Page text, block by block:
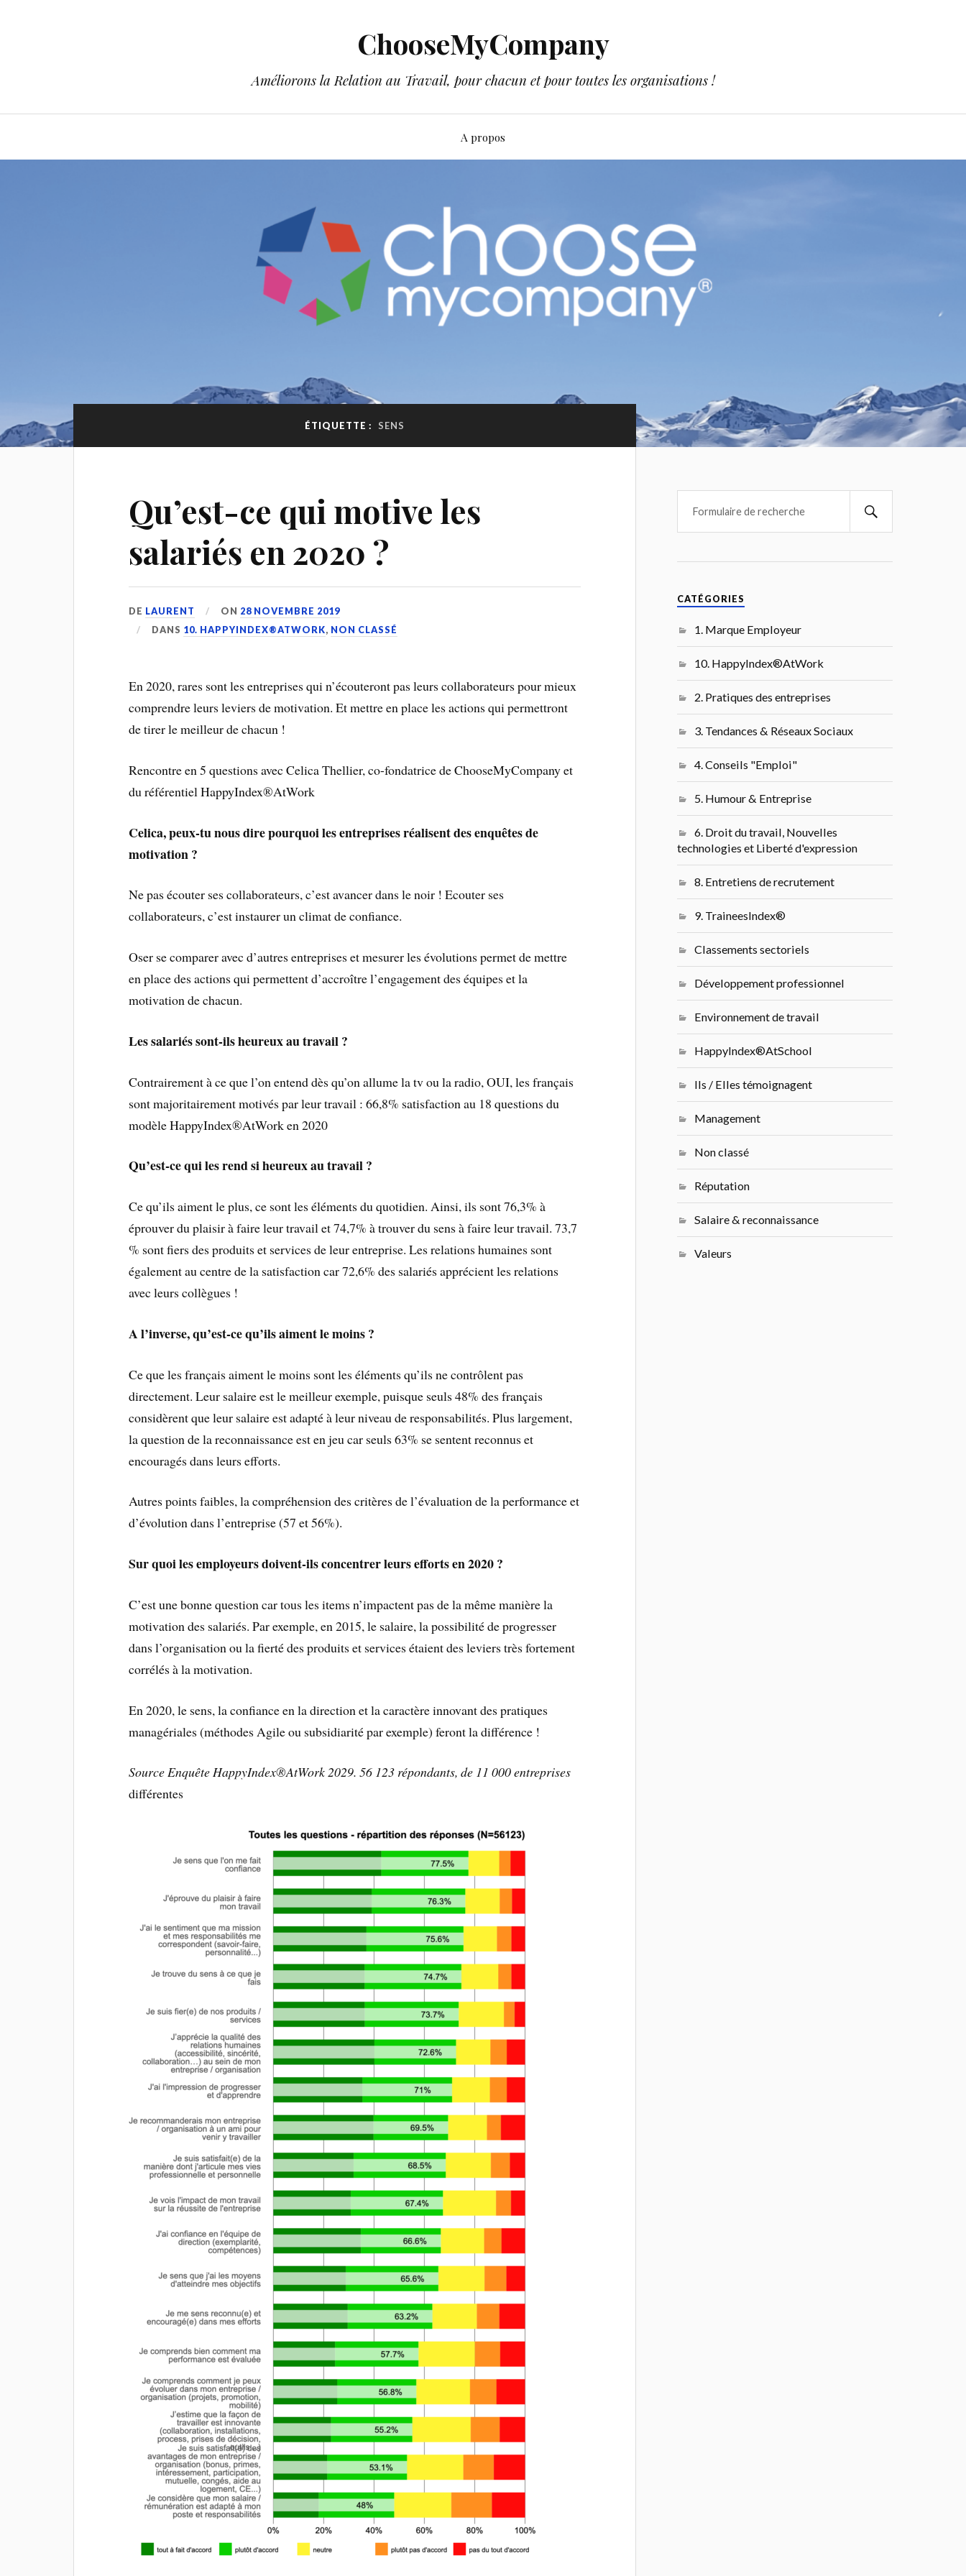
ChooseMyCompany
Améliorons la Relation au Travail, pour chacun et pour toutes les organisations !
A propos
ÉTIQUETTE : SENS
Qu’est-ce qui motive les
salariés en 2020 ?
DE LAURENT ON 28 NOVEMBRE 2019
DANS 10. HAPPYINDEX®ATWORK, NON CLASSÉ
En 2020, rares sont les entreprises qui n’écouteront pas leurs collaborateurs pour mieux
comprendre leurs leviers de motivation. Et mettre en place les actions qui permettront
de tirer le meilleur de chacun !
Rencontre en 5 questions avec Celica Thellier, co-fondatrice de ChooseMyCompany et
du référentiel HappyIndex®AtWork
Celica, peux-tu nous dire pourquoi les entreprises réalisent des enquêtes de
motivation ?
Ne pas écouter ses collaborateurs, c’est avancer dans le noir ! Ecouter ses
collaborateurs, c’est instaurer un climat de confiance.
Oser se comparer avec d’autres entreprises et mesurer les évolutions permet de mettre
en place des actions qui permettent d’accroître l’engagement des équipes et la
motivation de chacun.
Les salariés sont-ils heureux au travail ?
Contrairement à ce que l’on entend dès qu’on allume la tv ou la radio, OUI, les français
sont majoritairement motivés par leur travail : 66,8% satisfaction au 18 questions du
modèle HappyIndex®AtWork en 2020
Qu’est-ce qui les rend si heureux au travail ?
Ce qu’ils aiment le plus, ce sont les éléments du quotidien. Ainsi, ils sont 76,3% à
éprouver du plaisir à faire leur travail et 74,7% à trouver du sens à faire leur travail. 73,7
% sont fiers des produits et services de leur entreprise. Les relations humaines sont
également au centre de la satisfaction car 72,6% des salariés apprécient les relations
avec leurs collègues !
A l’inverse, qu’est-ce qu’ils aiment le moins ?
Ce que les français aiment le moins sont les éléments qu’ils ne contrôlent pas
directement. Leur salaire est le meilleur exemple, puisque seuls 48% des français
considèrent que leur salaire est adapté à leur niveau de responsabilités. Plus largement,
la question de la reconnaissance est en jeu car seuls 63% se sentent reconnus et
encouragés dans leurs efforts.
Autres points faibles, la compréhension des critères de l’évaluation de la performance et
d’évolution dans l’entreprise (57 et 56%).
Sur quoi les employeurs doivent-ils concentrer leurs efforts en 2020 ?
C’est une bonne question car tous les items n’impactent pas de la même manière la
motivation des salariés. Par exemple, en 2015, le salaire, la possibilité de progresser
dans l’organisation ou la fierté des produits et services étaient des leviers très fortement
corrélés à la motivation.
En 2020, le sens, la confiance en la direction et la caractère innovant des pratiques
managériales (méthodes Agile ou subsidiarité par exemple) feront la différence !
Source Enquête HappyIndex®AtWork 2029. 56 123 répondants, de 11 000 entreprises
différentes
CATÉGORIES
1. Marque Employeur
10. HappyIndex®AtWork
2. Pratiques des entreprises
3. Tendances & Réseaux Sociaux
4. Conseils "Emploi"
5. Humour & Entreprise
6. Droit du travail, Nouvelles
technologies et Liberté d'expression
8. Entretiens de recrutement
9. TraineesIndex®
Classements sectoriels
Développement professionnel
Environnement de travail
HappyIndex®AtSchool
Ils / Elles témoignagent
Management
Non classé
Réputation
Salaire & reconnaissance
Valeurs